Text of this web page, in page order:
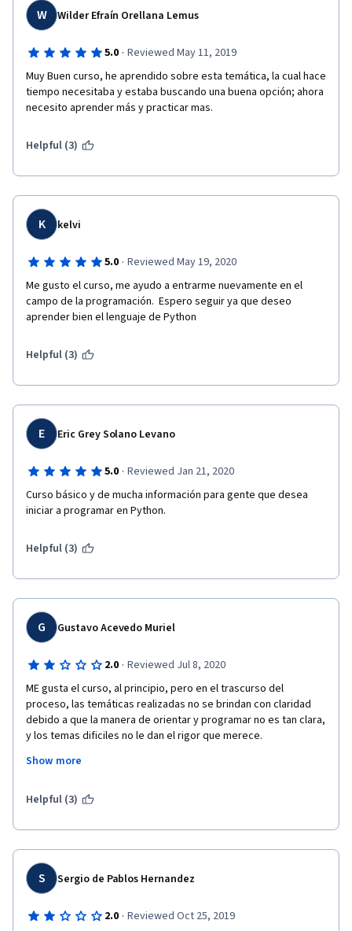
W Wilder Efraín Orellana Lemus
5.0 · Reviewed May 11, 2019
Muy Buen curso, he aprendido sobre esta temática, la cual hace
tiempo necesitaba y estaba buscando una buena opción; ahora
necesito aprender más y practicar mas.
Helpful (3)
K kelvi
5.0 · Reviewed May 19, 2020
Me gusto el curso, me ayudo a entrarme nuevamente en el
campo de la programación.  Espero seguir ya que deseo
aprender bien el lenguaje de Python
Helpful (3)
E Eric Grey Solano Levano
5.0 · Reviewed Jan 21, 2020
Curso básico y de mucha información para gente que desea
iniciar a programar en Python.
Helpful (3)
G Gustavo Acevedo Muriel
2.0 · Reviewed Jul 8, 2020
ME gusta el curso, al principio, pero en el trascurso del
proceso, las temáticas realizadas no se brindan con claridad
debido a que la manera de orientar y programar no es tan clara,
y los temas dificiles no le dan el rigor que merece.
No hay ejemplificacion de problemas de la vida real, no tan
con un editor luego lo cambia
Show more
Helpful (3)
S Sergio de Pablos Hernandez
2.0 · Reviewed Oct 25, 2019